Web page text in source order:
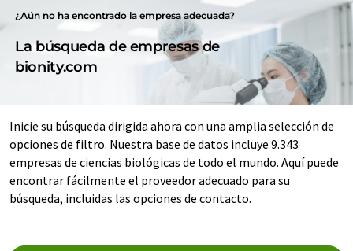
¿Aún no ha encontrado la empresa adecuada?
La búsqueda de empresas de
bionity.com
Inicie su búsqueda dirigida ahora con una amplia selección de
opciones de filtro. Nuestra base de datos incluye 9.343
empresas de ciencias biológicas de todo el mundo. Aquí puede
encontrar fácilmente el proveedor adecuado para su
búsqueda, incluidas las opciones de contacto.